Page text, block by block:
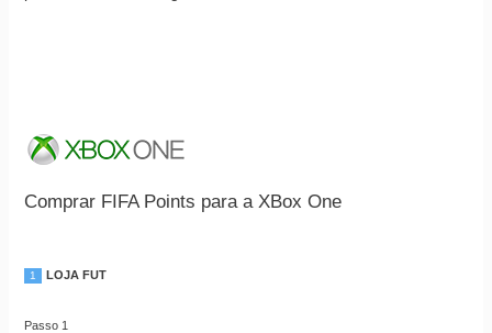
Comprar FIFA Points para a XBox One
1 LOJA FUT
Passo 1